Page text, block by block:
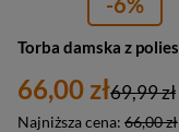
66,00 zł
Najniższa cena: 66,00 zł
69,99 zł